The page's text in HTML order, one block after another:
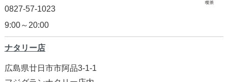
0827-57-1023
9:00～20:00
ナタリー店
広島県廿日市市阿品3-1-1